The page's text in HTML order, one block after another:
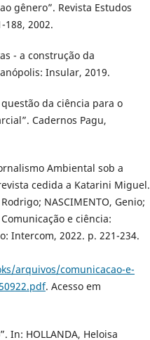
gênero”. Revista Estudos
188, 2002.
- a construção da
Insular, 2019.
questão da ciência para o
Cadernos Pagu,
Ambiental sob a
cedida a Katarini Miguel.
NASCIMENTO, Genio;
e ciência:
Intercom, 2022. p. 221-234.
arquivos/comunicacao-e-
. Acesso em
In: HOLLANDA, Heloisa